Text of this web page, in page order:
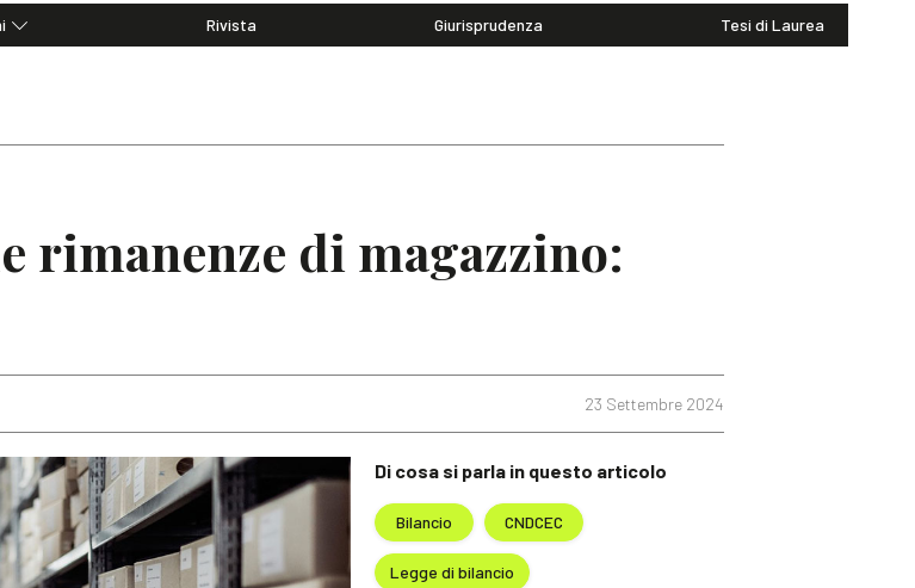
Rivista Giurisprudenza Tesi di Laurea
rimanenze di magazzino:
23 Settembre 2024
Di cosa si parla in questo articolo
Bilancio CNDCEC
Legge di bilancio